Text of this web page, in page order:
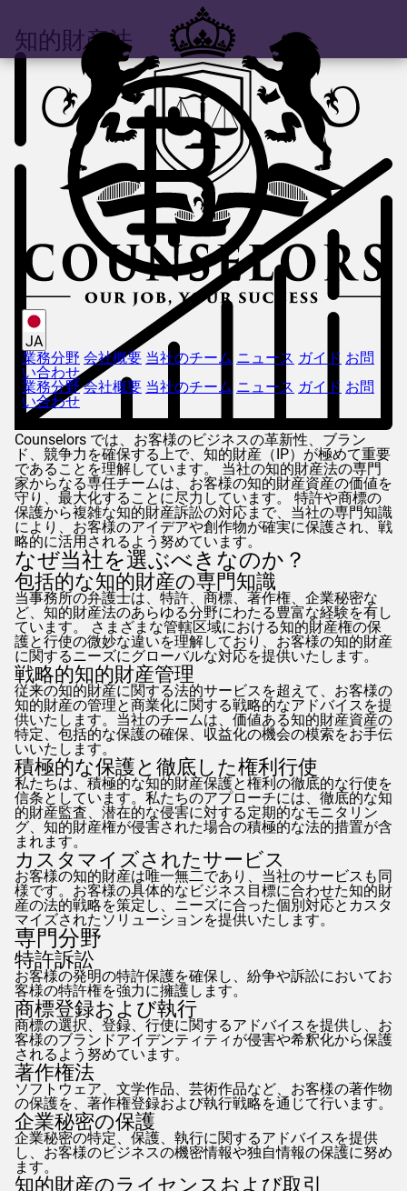
JA
業務分野 会社概要 当社のチーム ニュース ガイド お問
い合わせ
業務分野 会社概要 当社のチーム ニュース ガイド お問
い合わせ
知的財産法
Counselors では、お客様のビジネスの革新性、ブラン
ド、競争力を確保する上で、知的財産（IP）が極めて重要
であることを理解しています。 当社の知的財産法の専門
家からなる専任チームは、お客様の知的財産資産の価値を
守り、最大化することに尽力しています。 特許や商標の
保護から複雑な知的財産訴訟の対応まで、当社の専門知識
により、お客様のアイデアや創作物が確実に保護され、戦
略的に活用されるよう努めています。
なぜ当社を選ぶべきなのか？
包括的な知的財産の専門知識
当事務所の弁護士は、特許、商標、著作権、企業秘密な
ど、知的財産法のあらゆる分野にわたる豊富な経験を有し
ています。 さまざまな管轄区域における知的財産権の保
護と行使の微妙な違いを理解しており、お客様の知的財産
に関するニーズにグローバルな対応を提供いたします。
戦略的知的財産管理
従来の知的財産に関する法的サービスを超えて、お客様の
知的財産の管理と商業化に関する戦略的なアドバイスを提
供いたします。当社のチームは、価値ある知的財産資産の
特定、包括的な保護の確保、収益化の機会の模索をお手伝
いいたします。
積極的な保護と徹底した権利行使
私たちは、積極的な知的財産保護と権利の徹底的な行使を
信条としています。私たちのアプローチには、徹底的な知
的財産監査、潜在的な侵害に対する定期的なモニタリン
グ、知的財産権が侵害された場合の積極的な法的措置が含
まれます。
カスタマイズされたサービス
お客様の知的財産は唯一無二であり、当社のサービスも同
様です。お客様の具体的なビジネス目標に合わせた知的財
産の法的戦略を策定し、ニーズに合った個別対応とカスタ
マイズされたソリューションを提供いたします。
専門分野
特許訴訟
お客様の発明の特許保護を確保し、紛争や訴訟においてお
客様の特許権を強力に擁護します。
商標登録および執行
商標の選択、登録、行使に関するアドバイスを提供し、お
客様のブランドアイデンティティが侵害や希釈化から保護
されるよう努めています。
著作権法
ソフトウェア、文学作品、芸術作品など、お客様の著作物
の保護を、著作権登録および執行戦略を通じて行います。
企業秘密の保護
企業秘密の特定、保護、執行に関するアドバイスを提供
し、お客様のビジネスの機密情報や独自情報の保護に努め
ます。
知的財産のライセンスおよび取引